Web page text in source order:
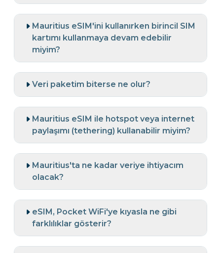
Mauritius eSIM'ini kullanırken birincil SIM
kartımı kullanmaya devam edebilir
miyim?
Veri paketim biterse ne olur?
Mauritius eSIM ile hotspot veya internet
paylaşımı (tethering) kullanabilir miyim?
Mauritius'ta ne kadar veriye ihtiyacım
olacak?
eSIM, Pocket WiFi'ye kıyasla ne gibi
farklılıklar gösterir?